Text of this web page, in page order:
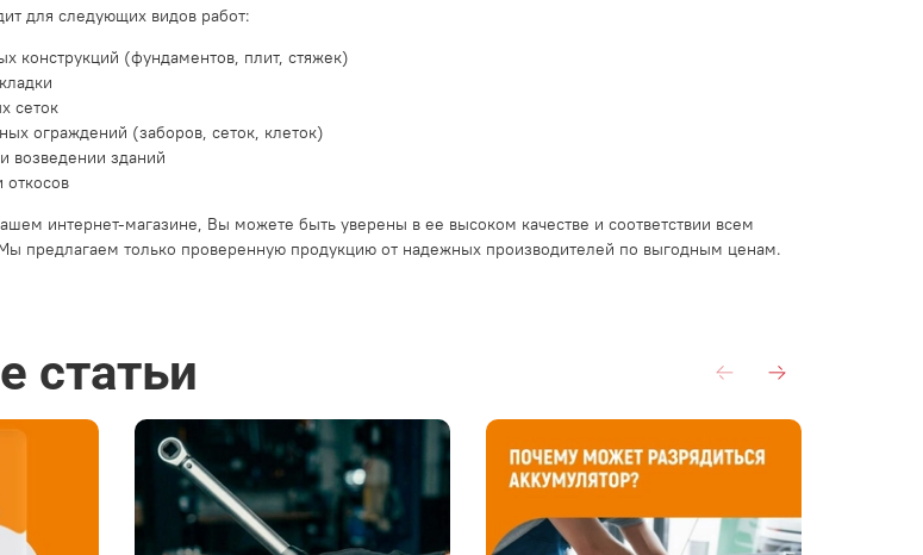
для следующих видов работ:
конструкций (фундаментов, плит, стяжек)
сеток
ограждений (заборов, сеток, клеток)
возведении зданий
откосов
интернет-магазине, Вы можете быть уверены в ее высоком качестве и соответствии всем
предлагаем только проверенную продукцию от надежных производителей по выгодным ценам.
статьи